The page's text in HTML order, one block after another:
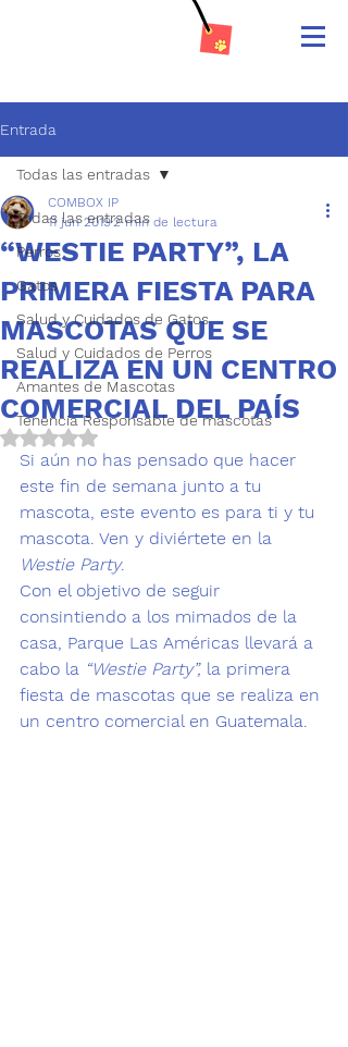
Entrada
Todas las entradas
Perros
Gatos
Salud y Cuidados de Gatos
Salud y Cuidados de Perros
Amantes de Mascotas
Tenencia Responsable de mascotas
Todas las entradas
“WESTIE PARTY”, LA
PRIMERA FIESTA PARA
MASCOTAS QUE SE
REALIZA EN UN CENTRO
COMERCIAL DEL PAÍS
COMBOX IP
11 jun 20192 min de lectura
Obtuvo NaN de 5 estrellas.
Si aún no has pensado que hacer
este fin de semana junto a tu
mascota, este evento es para ti y tu
mascota. Ven y diviértete en la
Westie Party.
Con el objetivo de seguir
consintiendo a los mimados de la
casa, Parque Las Américas llevará a
cabo la “Westie Party”, la primera
fiesta de mascotas que se realiza en
un centro comercial en Guatemala.